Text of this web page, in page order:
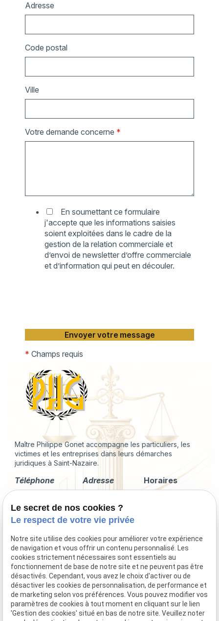
Adresse
Code postal
Ville
Votre demande concerne *
En soumettant ce formulaire
j'accepte que les informations saisies
soient exploitées dans le cadre de la
gestion de la relation commerciale et
d’envoi de newsletter d’offre commerciale
et d’information qui peut en découler.
* Champs requis
Maître Philippe Gonet accompagne les particuliers, les
victimes et les entreprises dans leurs démarches
juridiques à Saint-Nazaire.
Téléphone
Adresse
Corps de
Garde
Nazaire
Horaires
Droit immobilier
Droit de la famille
Procédures collectives
Indemnisation du préjudice corporel
Le secret de nos cookies ?
Le respect de votre vie privée
Notre site utilise des cookies pour améliorer votre expérience
de navigation et vous offrir un contenu personnalisé. Les
cookies strictement nécessaires sont essentiels au
fonctionnement de base de notre site et ne peuvent pas être
désactivés. Cependant, vous avez le choix d'activer ou de
désactiver les cookies de personnalisation, de performance et
de marketing selon vos préférences. Vous pouvez modifier vos
paramètres de cookies à tout moment en cliquant sur le lien
'Gestion des cookies' situé en bas de notre site. Veuillez noter